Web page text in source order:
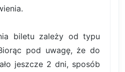
biletu zależy od typu
pod uwagę, że do
jeszcze 2 dni, sposób